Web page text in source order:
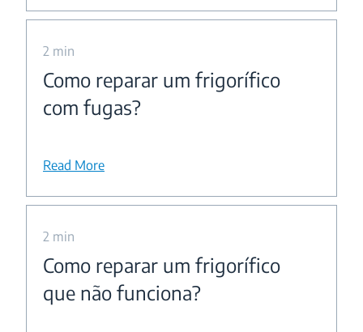
2 min
Como reparar um frigorífico
com fugas?
Read More
2 min
Como reparar um frigorífico
que não funciona?